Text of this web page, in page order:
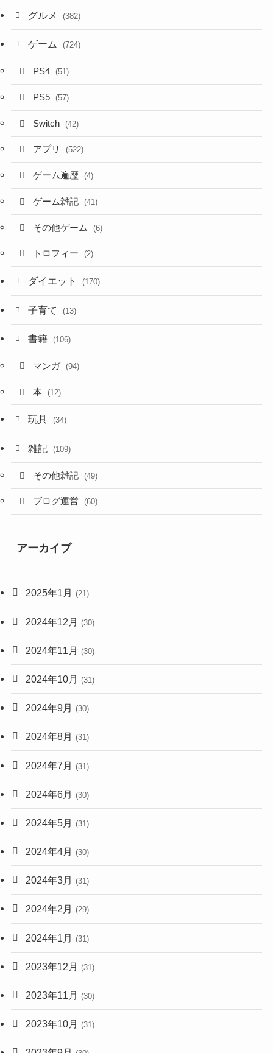
グルメ (382)
ゲーム (724)
PS4 (51)
PS5 (57)
Switch (42)
アプリ (522)
ゲーム遍歴 (4)
ゲーム雑記 (41)
その他ゲーム (6)
トロフィー (2)
ダイエット (170)
子育て (13)
書籍 (106)
マンガ (94)
本 (12)
玩具 (34)
雑記 (109)
その他雑記 (49)
ブログ運営 (60)
アーカイブ
2025年1月 (21)
2024年12月 (30)
2024年11月 (30)
2024年10月 (31)
2024年9月 (30)
2024年8月 (31)
2024年7月 (31)
2024年6月 (30)
2024年5月 (31)
2024年4月 (30)
2024年3月 (31)
2024年2月 (29)
2024年1月 (31)
2023年12月 (31)
2023年11月 (30)
2023年10月 (31)